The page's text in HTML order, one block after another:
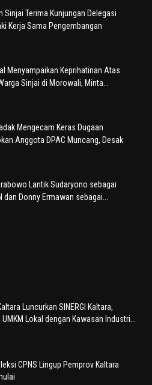
Sinjai Terima Kunjungan Delegasi
Kerja Sama Pengembangan
Menyampaikan Keprihatinan Atas
Sinjai di Morowali, Minta...
Mengecam Keras Dugaan
Anggota DPAC Muncang, Desak
Lantik Sudaryono sebagai
dan Donny Ermawan sebagai...
Luncurkan SINERGI Kaltara,
Lokal dengan Kawasan Industri...
CPNS Lingup Pemprov Kaltara